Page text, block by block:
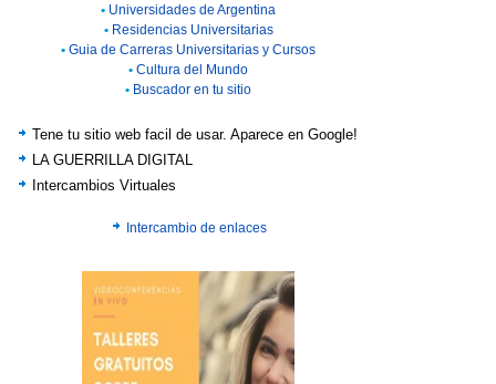
• Universidades de Argentina
• Residencias Universitarias
• Guia de Carreras Universitarias y Cursos
• Cultura del Mundo
• Buscador en tu sitio
Tene tu sitio web facil de usar. Aparece en Google!
LA GUERRILLA DIGITAL
Intercambios Virtuales
Intercambio de enlaces